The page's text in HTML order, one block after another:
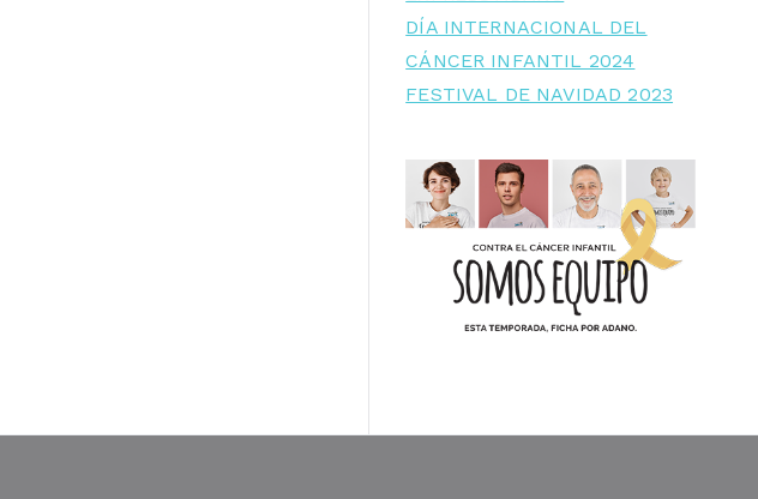
DÍA INTERNACIONAL DEL
CÁNCER INFANTIL 2024
FESTIVAL DE NAVIDAD 2023